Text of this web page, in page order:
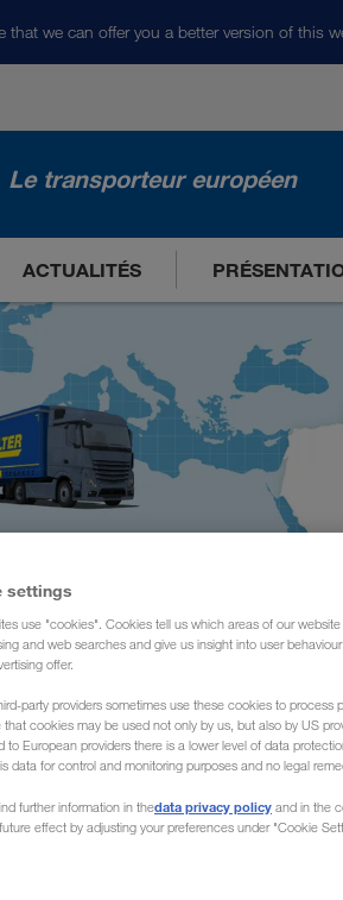
that we can offer you a better version of this
Le transporteur européen
ACTUALITÉS
région du Proche-Orient. Qu'il s'agisse
settings
use "cookies". Cookies tell us which areas of our
and web searches and give us insight into user
offer.
party providers sometimes use these cookies to
that cookies may be used not only by us, but also by US
to European providers there is a lower level of data
data for control and monitoring purposes and no legal
further information in thedata privacy policy and in the
effect by adjusting your preferences under "Cookie